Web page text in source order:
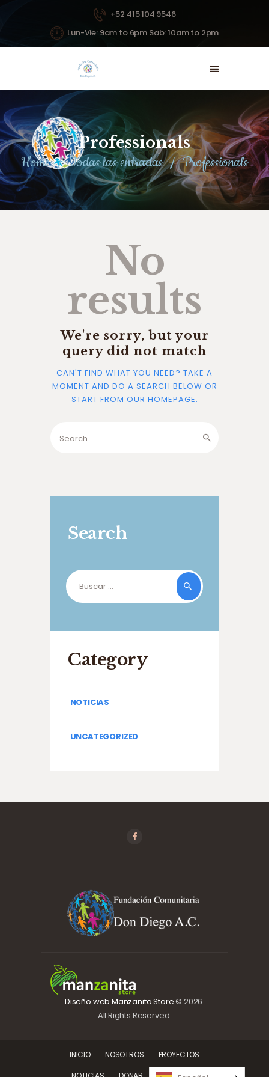
+52 415 104 9546
Lun-Vie: 9am to 6pm Sab: 10am to 2pm
Professionals
Home Todas las entradas Professionals
INICIO
NOSOTROS
PROYECTOS
NOTICIAS
DONAR
CONTACTO
No
results
We're sorry, but your
query did not match
CAN'T FIND WHAT YOU NEED? TAKE A
MOMENT AND DO A SEARCH BELOW OR
START FROM OUR HOMEPAGE.
Search
Buscar:
Category
NOTICIAS
UNCATEGORIZED
Diseño web Manzanita Store© 2026.
All Rights Reserved.
INICIO NOSOTROS PROYECTOS